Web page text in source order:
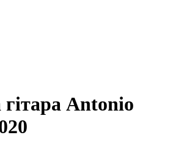
Antonio